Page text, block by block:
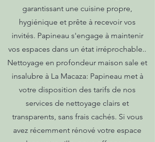
garantissant une cuisine propre,
hygiénique et prête à recevoir vos
invités. Papineau s'engage à maintenir
vos espaces dans un état irréprochable..
Nettoyage en profondeur maison sale et
insalubre à La Macaza: Papineau met à
votre disposition des tarifs de nos
services de nettoyage clairs et
transparents, sans frais cachés. Si vous
avez récemment rénové votre espace